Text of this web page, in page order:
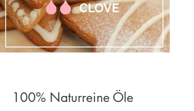
100% Naturreine Öle